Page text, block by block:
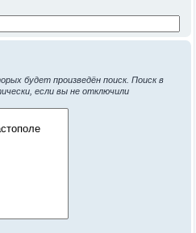
будет произведён поиск. Поиск в
если вы не отключили